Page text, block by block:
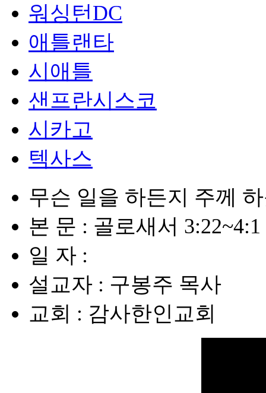
워싱턴DC
애틀랜타
시애틀
샌프란시스코
시카고
텍사스
무슨 일을 하든지 주께
본 문 : 골로새서 3:22~4:1
일 자 :
설교자 : 구봉주 목사
교회 : 감사한인교회